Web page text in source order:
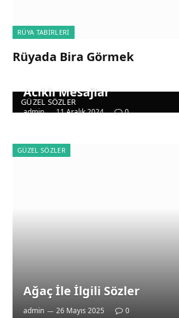
RÜYA TABIRLERI
Rüyada Bira Görmek
GÜZEL SÖZLER
Acıklı Mesajlar
admin 11 Aralık 2024 0
GÜZEL SÖZLER
Ağaç İle İlgili Sözler
admin 26 Mayıs 2025 0